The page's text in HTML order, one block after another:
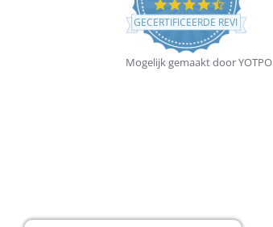
star
rating
GECERTIFICEERDE REVIEWS
Mogelijk gemaakt door YOTPO